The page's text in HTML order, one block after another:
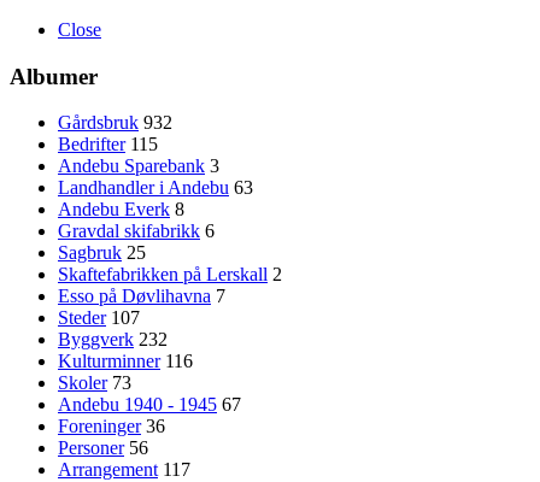
Close
Albumer
Gårdsbruk 932
Bedrifter 115
Andebu Sparebank 3
Landhandler i Andebu 63
Andebu Everk 8
Gravdal skifabrikk 6
Sagbruk 25
Skaftefabrikken på Lerskall 2
Esso på Døvlihavna 7
Steder 107
Byggverk 232
Kulturminner 116
Skoler 73
Andebu 1940 - 1945 67
Foreninger 36
Personer 56
Arrangement 117